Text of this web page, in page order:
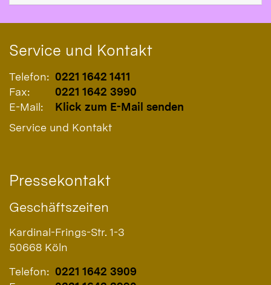
Service und Kontakt
Telefon: 0221 1642 1411
Fax:
0221 1642 3990
E-Mail:
Klick zum E-Mail senden
Service und Kontakt
Pressekontakt
Geschäftszeiten
Kardinal-Frings-Str. 1-3
50668 Köln
Telefon: 0221 1642 3909